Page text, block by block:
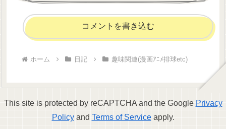
コメントを書き込む
ホーム 日記 趣味関連(漫画ｱﾆﾒ排球etc)
This site is protected by reCAPTCHA and the Google Privacy
Policyand Terms of Serviceapply.